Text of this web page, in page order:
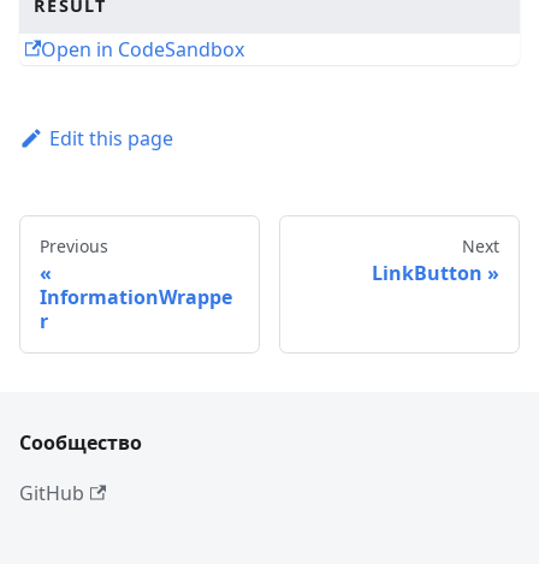
RESULT
Open in CodeSandbox
Edit this page
Previous
InformationWrappe
r
Next
LinkButton
Сообщество
GitHub